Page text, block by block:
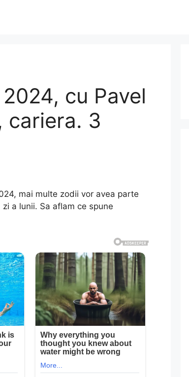
cu Pavel
cariera. 3
mai multe zodii vor avea parte
a lunii. Sa aflam ce spune